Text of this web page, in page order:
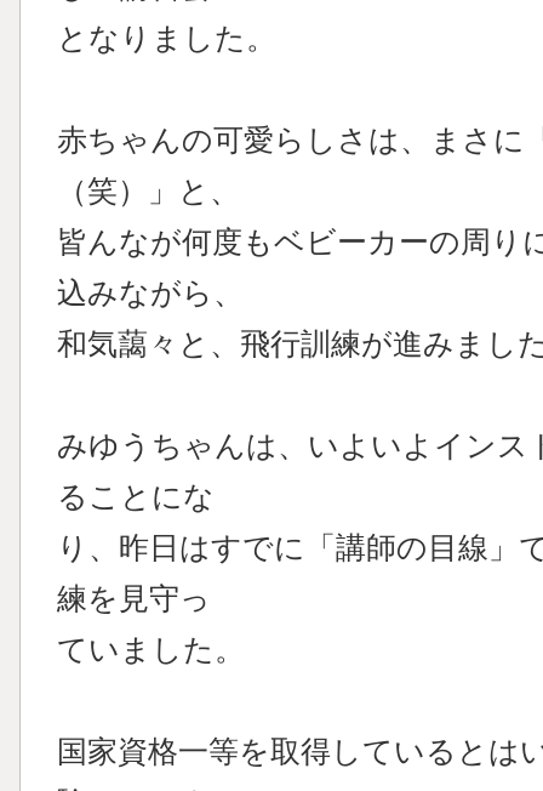
となりました。
赤ちゃんの可愛らしさは、まさに
（笑）」と、
皆んなが何度もベビーカーの周り
込みながら、
和気藹々と、飛行訓練が進みまし
みゆうちゃんは、いよいよインス
ることにな
り、昨日はすでに「講師の目線」
練を見守っ
ていました。
国家資格一等を取得しているとは